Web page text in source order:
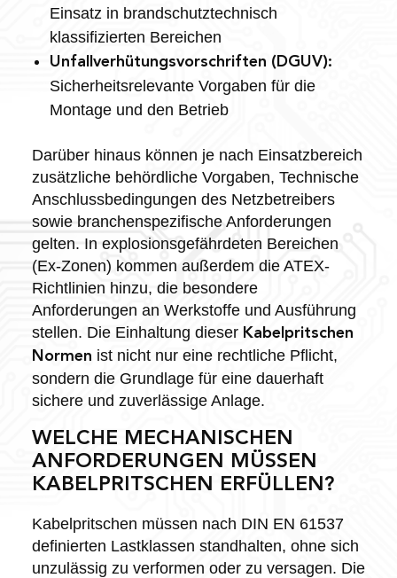
Einsatz in brandschutztechnisch
klassifizierten Bereichen
Unfallverhütungsvorschriften (DGUV):
Sicherheitsrelevante Vorgaben für die
Montage und den Betrieb
Darüber hinaus können je nach Einsatzbereich
zusätzliche behördliche Vorgaben, Technische
Anschlussbedingungen des Netzbetreibers
sowie branchenspezifische Anforderungen
gelten. In explosionsgefährdeten Bereichen
(Ex-Zonen) kommen außerdem die ATEX-
Richtlinien hinzu, die besondere
Anforderungen an Werkstoffe und Ausführung
stellen. Die Einhaltung dieser Kabelpritschen
Normen ist nicht nur eine rechtliche Pflicht,
sondern die Grundlage für eine dauerhaft
sichere und zuverlässige Anlage.
WELCHE MECHANISCHEN
ANFORDERUNGEN MÜSSEN
KABELPRITSCHEN ERFÜLLEN?
Kabelpritschen müssen nach DIN EN 61537
definierten Lastklassen standhalten, ohne sich
unzulässig zu verformen oder zu versagen. Die